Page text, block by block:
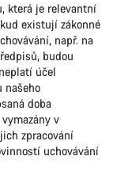
která je relevantní
existují zákonné
např. na
budou
účel
našeho
doba
v
zpracování
uchovávání